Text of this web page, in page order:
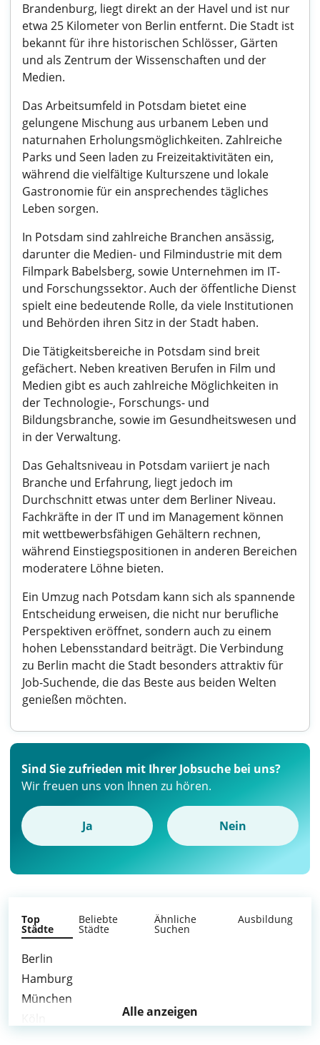
Brandenburg, liegt direkt an der Havel und ist nur
etwa 25 Kilometer von Berlin entfernt. Die Stadt ist
bekannt für ihre historischen Schlösser, Gärten
und als Zentrum der Wissenschaften und der
Medien.
Das Arbeitsumfeld in Potsdam bietet eine
gelungene Mischung aus urbanem Leben und
naturnahen Erholungsmöglichkeiten. Zahlreiche
Parks und Seen laden zu Freizeitaktivitäten ein,
während die vielfältige Kulturszene und lokale
Gastronomie für ein ansprechendes tägliches
Leben sorgen.
In Potsdam sind zahlreiche Branchen ansässig,
darunter die Medien- und Filmindustrie mit dem
Filmpark Babelsberg, sowie Unternehmen im IT-
und Forschungssektor. Auch der öffentliche Dienst
spielt eine bedeutende Rolle, da viele Institutionen
und Behörden ihren Sitz in der Stadt haben.
Die Tätigkeitsbereiche in Potsdam sind breit
gefächert. Neben kreativen Berufen in Film und
Medien gibt es auch zahlreiche Möglichkeiten in
der Technologie-, Forschungs- und
Bildungsbranche, sowie im Gesundheitswesen und
in der Verwaltung.
Das Gehaltsniveau in Potsdam variiert je nach
Branche und Erfahrung, liegt jedoch im
Durchschnitt etwas unter dem Berliner Niveau.
Fachkräfte in der IT und im Management können
mit wettbewerbsfähigen Gehältern rechnen,
während Einstiegspositionen in anderen Bereichen
moderatere Löhne bieten.
Ein Umzug nach Potsdam kann sich als spannende
Entscheidung erweisen, die nicht nur berufliche
Perspektiven eröffnet, sondern auch zu einem
hohen Lebensstandard beiträgt. Die Verbindung
zu Berlin macht die Stadt besonders attraktiv für
Job-Suchende, die das Beste aus beiden Welten
genießen möchten.
Sind Sie zufrieden mit Ihrer Jobsuche bei uns?
Wir freuen uns von Ihnen zu hören.
Ja Nein
Top
Städte
Beliebte
Städte
Ähnliche
Suchen
Ausbildung
Berlin
Hamburg
München
Alle anzeigen